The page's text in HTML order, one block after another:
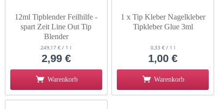
12ml Tipblender Feilhilfe -
spart Zeit Line Out Tip
Blender
249,17 € / 1 l
2,99 €
Warenkorb
1 x Tip Kleber Nagelkleber
Tipkleber Glue 3ml
0,33 € / 1 l
1,00 €
Warenkorb